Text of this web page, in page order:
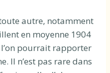
autre, notamment
en moyenne 1904
pourrait rapporter
Il n’est pas rare dans